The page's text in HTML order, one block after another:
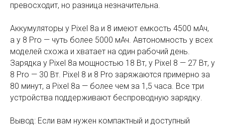
превосходит, но разница незначительна.
Аккумуляторы у Pixel 8a и 8 имеют емкость 4500 мАч,
а у 8 Pro — чуть более 5000 мАч. Автономность у всех
моделей схожа и хватает на один рабочий день.
Зарядка у Pixel 8a мощностью 18 Вт, у Pixel 8 — 27 Вт, у
8 Pro — 30 Вт. Pixel 8 и 8 Pro заряжаются примерно за
80 минут, а Pixel 8a — более чем за 1,5 часа. Все три
устройства поддерживают беспроводную зарядку.
Вывод: Если вам нужен компактный и доступный